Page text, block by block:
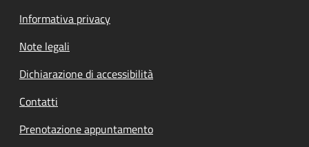
Informativa privacy
Note legali
Dichiarazione di accessibilità
Contatti
Prenotazione appuntamento